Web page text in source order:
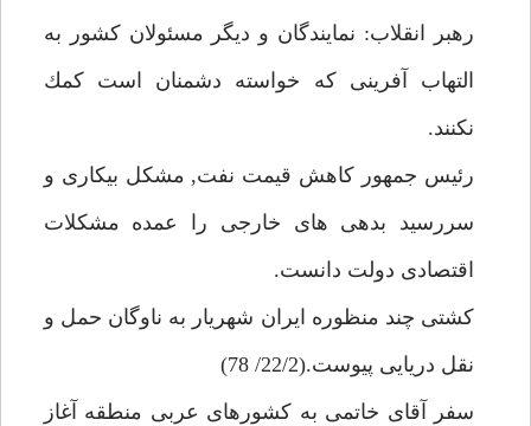
رهبر انقلاب: نمايندگان و ديگر مسئولان كشور به
التهاب آفرينى كه خواسته دشمنان است كمك
نكنند.
رئيس جمهور كاهش قيمت نفت, مشكل بيكارى و
سررسيد بدهى هاى خارجى را عمده مشكلات
اقتصادى دولت دانست.
كشتى چند منظوره ايران شهريار به ناوگان حمل و
نقل دريايى پيوست.(22/2/ 78)
سفر آقاى خاتمى به كشورهاى عربى منطقه آغاز